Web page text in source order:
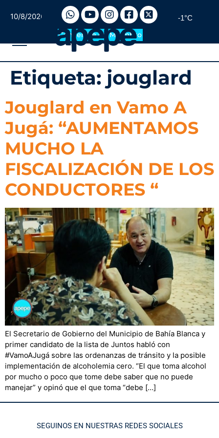
10/8/2026 -1°C
Convertite en Miembro
Etiqueta: jouglard
Jouglard en Vamo A
Jugá: “AUMENTAMOS
MUCHO LA
FISCALIZACIÓN DE LOS
CONDUCTORES “
El Secretario de Gobierno del Municipio de Bahía Blanca y
primer candidato de la lista de Juntos habló con
#VamoAJugá sobre las ordenanzas de tránsito y la posible
implementación de alcoholemia cero. “El que toma alcohol
por mucho o poco que tome debe saber que no puede
manejar” y opinó que el que toma “debe […]
SEGUINOS EN NUESTRAS REDES SOCIALES